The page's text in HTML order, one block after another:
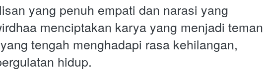
yang penuh empati dan narasi yang
menciptakan karya yang menjadi teman
tengah menghadapi rasa kehilangan,
hidup.